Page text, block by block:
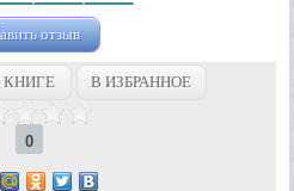
отзыв
КНИГЕ В ИЗБРАННОЕ
0